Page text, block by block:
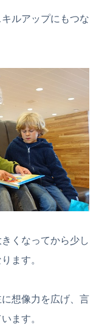
ルアップにもつな
くなってから少し
ます。
想像力を広げ、言
ます。